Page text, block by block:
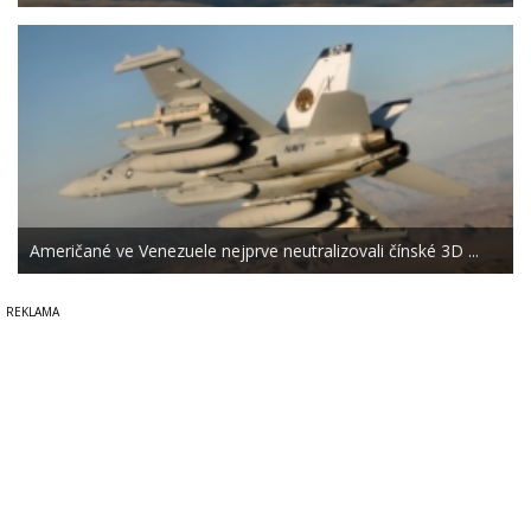
Američané ve Venezuele nejprve neutralizovali čínské 3D ...